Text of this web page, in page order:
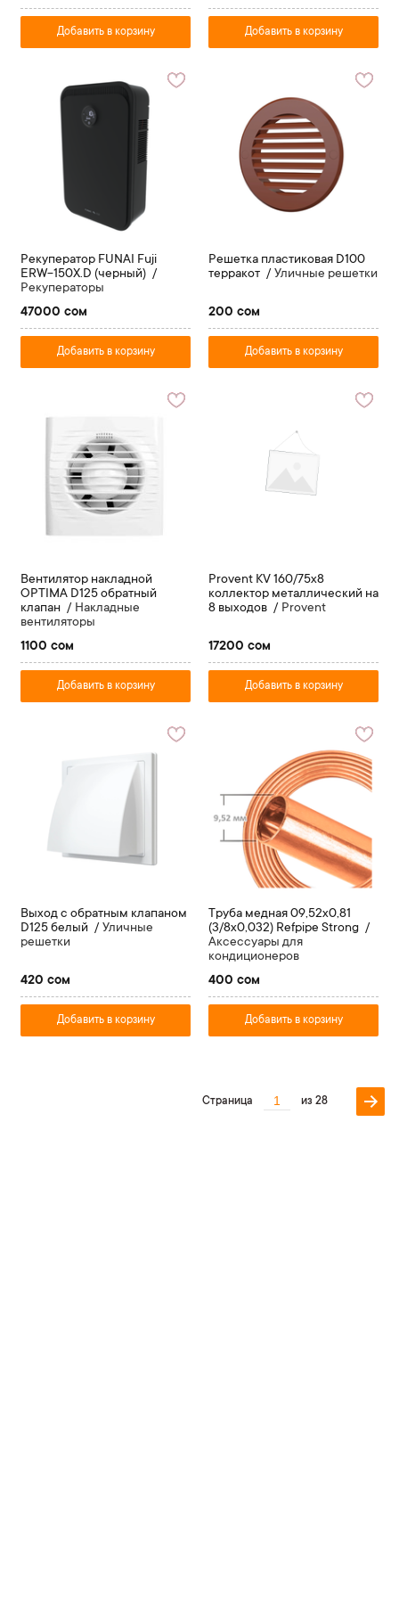
Добавить в корзину Добавить в корзину
Рекуператор FUNAI Fuji
ERW-150X.D (черный)
Рекуператоры
47000 сом
Добавить в корзину
Решетка пластиковая D100
терракот
Уличные решетки
200 сом
Добавить в корзину
Вентилятор накладной
OPTIMA D125 обратный
клапан
Накладные
вентиляторы
1100 сом
Добавить в корзину
Provent KV 160/75x8
коллектор металлический на
8 выходов
Provent
17200 сом
Добавить в корзину
Выход с обратным клапаном
D125 белый
Уличные
решетки
420 сом
Добавить в корзину
Труба медная 09,52х0,81
(3/8х0,032) Refpipe Strong
Аксессуары для
кондиционеров
400 сом
Добавить в корзину
Страница из 28